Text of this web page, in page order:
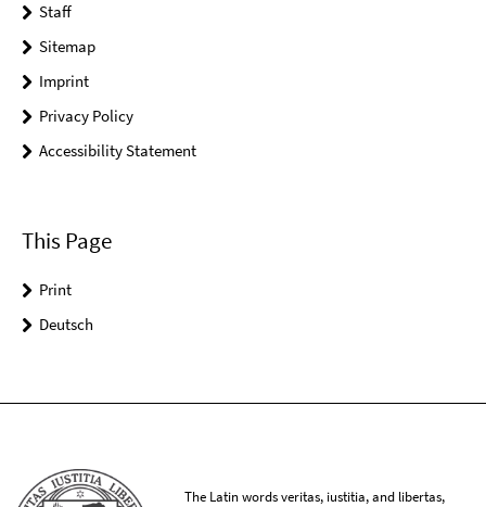
Staff
Sitemap
Imprint
Privacy Policy
Accessibility Statement
This Page
Print
Deutsch
The Latin words veritas, iustitia, and libertas,